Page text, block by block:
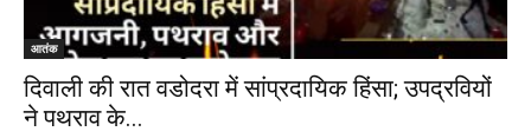
आतंक
दिवाली की रात वडोदरा में सांप्रदायिक हिंसा; उपद्रवियों
ने पथराव के...